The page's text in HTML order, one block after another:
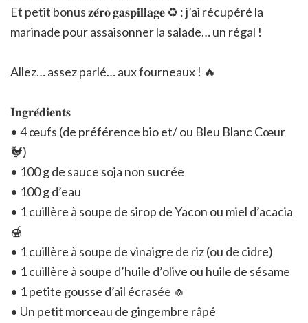
Et petit bonus 𝐳𝐞́𝐫𝐨 𝐠𝐚𝐬𝐩𝐢𝐥𝐥𝐚𝐠𝐞 ♻️ : j’ai récupéré la
marinade pour assaisonner la salade… un régal !
Allez… assez parlé… aux fourneaux ! 🔥
𝐈𝐧𝐠𝐫𝐞́𝐝𝐢𝐞𝐧𝐭𝐬
• 4 œufs (de préférence bio et/ ou Bleu Blanc Cœur
🐓)
• 100 g de sauce soja non sucrée
• 100 g d’eau
• 1 cuillère à soupe de sirop de Yacon ou miel d’acacia
🍯
• 1 cuillère à soupe de vinaigre de riz (ou de cidre)
• 1 cuillère à soupe d’huile d’olive ou huile de sésame
• 1 petite gousse d’ail écrasée 🧄
• Un petit morceau de gingembre râpé